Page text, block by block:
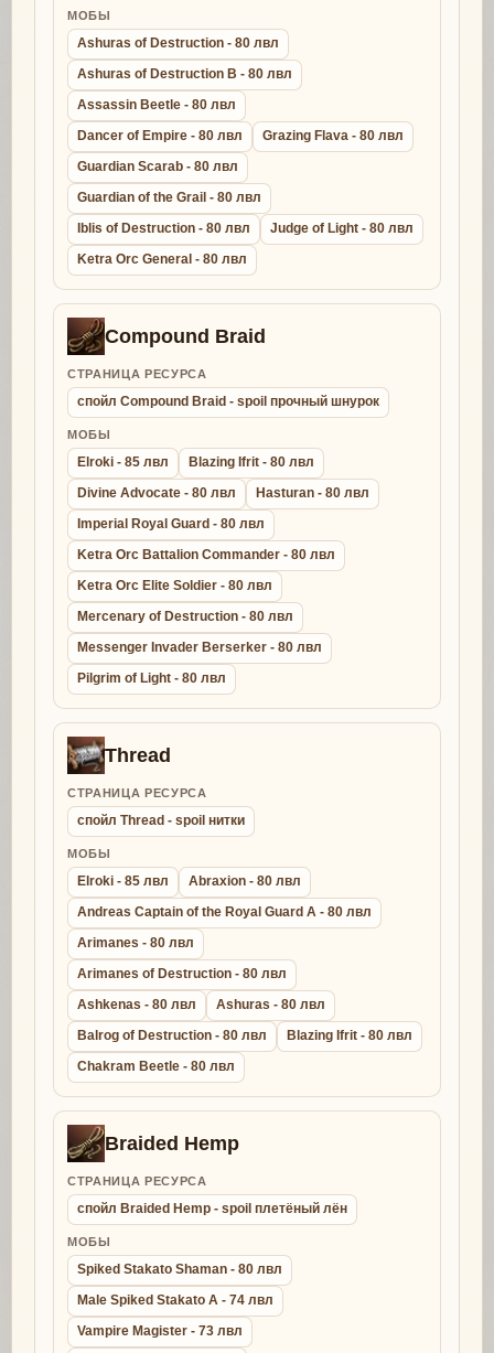
МОБЫ
Ashuras of Destruction - 80 лвл
Ashuras of Destruction B - 80 лвл
Assassin Beetle - 80 лвл
Dancer of Empire - 80 лвл
Grazing Flava - 80 лвл
Guardian Scarab - 80 лвл
Guardian of the Grail - 80 лвл
Iblis of Destruction - 80 лвл
Judge of Light - 80 лвл
Ketra Orc General - 80 лвл
Compound Braid
СТРАНИЦА РЕСУРСА
спойл Compound Braid - spoil прочный шнурок
МОБЫ
Elroki - 85 лвл
Blazing Ifrit - 80 лвл
Divine Advocate - 80 лвл
Hasturan - 80 лвл
Imperial Royal Guard - 80 лвл
Ketra Orc Battalion Commander - 80 лвл
Ketra Orc Elite Soldier - 80 лвл
Mercenary of Destruction - 80 лвл
Messenger Invader Berserker - 80 лвл
Pilgrim of Light - 80 лвл
Thread
СТРАНИЦА РЕСУРСА
спойл Thread - spoil нитки
МОБЫ
Elroki - 85 лвл
Abraxion - 80 лвл
Andreas Captain of the Royal Guard A - 80 лвл
Arimanes - 80 лвл
Arimanes of Destruction - 80 лвл
Ashkenas - 80 лвл
Ashuras - 80 лвл
Balrog of Destruction - 80 лвл
Blazing Ifrit - 80 лвл
Chakram Beetle - 80 лвл
Braided Hemp
СТРАНИЦА РЕСУРСА
спойл Braided Hemp - spoil плетёный лён
МОБЫ
Spiked Stakato Shaman - 80 лвл
Male Spiked Stakato A - 74 лвл
Vampire Magister - 73 лвл